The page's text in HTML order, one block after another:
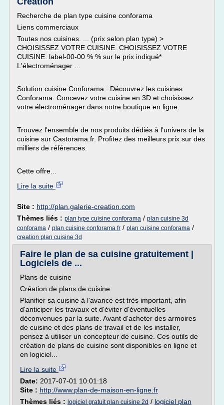
Recherche de plan type cuisine conforama
Liens commerciaux
Toutes nos cuisines. ... (prix selon plan type) >
CHOISISSEZ VOTRE CUISINE. CHOISISSEZ VOTRE
CUISINE. label-00-00 % % sur le prix indiqué*
L'électroménager ...
Solution cuisine Conforama : Découvrez les cuisines
Conforama. Concevez votre cuisine en 3D et choisissez
votre électroménager dans notre boutique en ligne.
Trouvez l'ensemble de nos produits dédiés à l'univers de la
cuisine sur Castorama.fr. Profitez des meilleurs prix sur des
milliers de références.
Cette offre...
Lire la suite
Site : http://plan.galerie-creation.com
Thèmes liés : plan type cuisine conforama / plan cuisine 3d
conforama / plan cuisine conforama fr / plan cuisine conforama /
creation plan cuisine 3d
Faire le plan de sa cuisine gratuitement |
Logiciels de ...
Plans de cuisine
Création de plans de cuisine
Planifier sa cuisine à l'avance est très important, afin
d'anticiper les travaux et d'éviter d'éventuelles
déconvenues par la suite. Avant d'acheter des armoires
de cuisine et des plans de travail et de les installer,
pensez à utiliser un concepteur de cuisine. Ces outils de
création de plans de cuisine sont disponibles en ligne et
en logiciel...
Lire la suite
Date: 2017-07-01 10:01:18
Site : http://www.plan-de-maison-en-ligne.fr
Thèmes liés : logiciel gratuit plan cuisine 2d / logiciel plan